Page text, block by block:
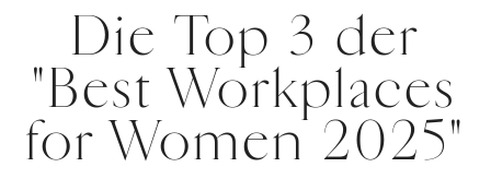
Die Top 3 der
"Best Workplaces
for Women 2025"